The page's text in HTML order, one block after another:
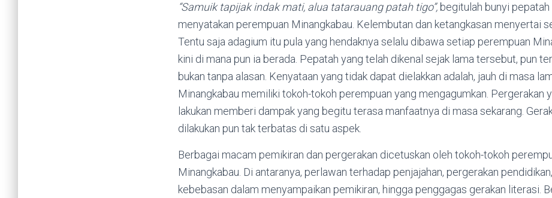
“Samuik tapijak indak mati, alua tatarauang patah tigo”, begitulah bunyi pepatah
menyatakan perempuan Minangkabau. Kelembutan dan ketangkasan menyertai
Tentu saja adagium itu pula yang hendaknya selalu dibawa setiap perempuan
kini di mana pun ia berada. Pepatah yang telah dikenal sejak lama tersebut, pun
bukan tanpa alasan. Kenyataan yang tidak dapat dielakkan adalah, jauh di masa
Minangkabau memiliki tokoh-tokoh perempuan yang mengagumkan. Pergerakan
lakukan memberi dampak yang begitu terasa manfaatnya di masa sekarang.
dilakukan pun tak terbatas di satu aspek.
Berbagai macam pemikiran dan pergerakan dicetuskan oleh tokoh-tokoh
Minangkabau. Di antaranya, perlawan terhadap penjajahan, pergerakan
kebebasan dalam menyampaikan pemikiran, hingga penggagas gerakan literasi.